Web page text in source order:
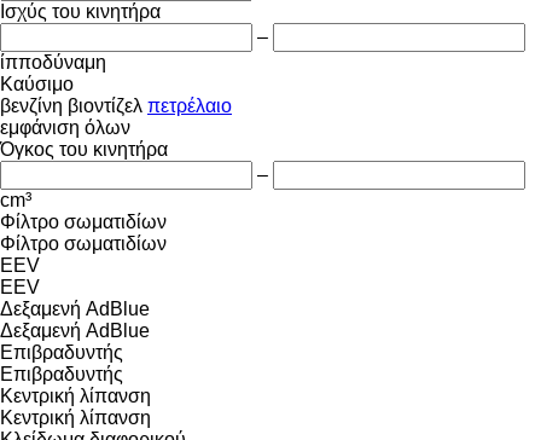
Ισχύς του κινητήρα
–
ίπποδύναμη
Καύσιμο
βενζίνη βιοντίζελ πετρέλαιο
εμφάνιση όλων
Όγκος του κινητήρα
–
cm³
Φίλτρο σωματιδίων
Φίλτρο σωματιδίων
EEV
EEV
Δεξαμενή AdBlue
Δεξαμενή AdBlue
Επιβραδυντής
Επιβραδυντής
Κεντρική λίπανση
Κεντρική λίπανση